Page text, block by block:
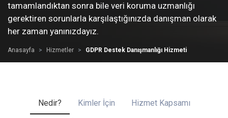
tamamlandıktan sonra bile veri koruma uzmanlığı
gerektiren sorunlarla karşılaştığınızda danışman olarak
her zaman yanınızdayız.
Anasayfa Hizmetler GDPR Destek Danışmanlığı Hizmeti
Nedir? Kimler İçin Hizmet Kapsamı